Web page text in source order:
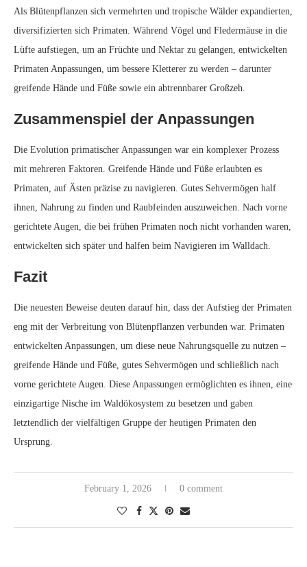
Als Blütenpflanzen sich vermehrten und tropische Wälder expandierten,
diversifizierten sich Primaten. Während Vögel und Fledermäuse in die
Lüfte aufstiegen, um an Früchte und Nektar zu gelangen, entwickelten
Primaten Anpassungen, um bessere Kletterer zu werden – darunter
greifende Hände und Füße sowie ein abtrennbarer Großzeh.
Zusammenspiel der Anpassungen
Die Evolution primatischer Anpassungen war ein komplexer Prozess
mit mehreren Faktoren. Greifende Hände und Füße erlaubten es
Primaten, auf Ästen präzise zu navigieren. Gutes Sehvermögen half
ihnen, Nahrung zu finden und Raubfeinden auszuweichen. Nach vorne
gerichtete Augen, die bei frühen Primaten noch nicht vorhanden waren,
entwickelten sich später und halfen beim Navigieren im Walldach.
Fazit
Die neuesten Beweise deuten darauf hin, dass der Aufstieg der Primaten
eng mit der Verbreitung von Blütenpflanzen verbunden war. Primaten
entwickelten Anpassungen, um diese neue Nahrungsquelle zu nutzen –
greifende Hände und Füße, gutes Sehvermögen und schließlich nach
vorne gerichtete Augen. Diese Anpassungen ermöglichten es ihnen, eine
einzigartige Nische im Waldökosystem zu besetzen und gaben
letztendlich der vielfältigen Gruppe der heutigen Primaten den
Ursprung.
February 1, 2026 0 comment